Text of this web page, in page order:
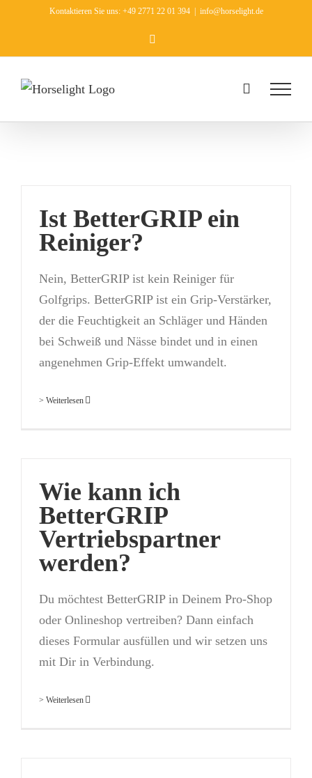
Kontaktieren Sie uns: +49 2771 22 01 394 info@horselight.de
Ist BetterGRIP ein
Reiniger?
Nein, BetterGRIP ist kein Reiniger für
Golfgrips. BetterGRIP ist ein Grip-Verstärker,
der die Feuchtigkeit an Schläger und Händen
bei Schweiß und Nässe bindet und in einen
angenehmen Grip-Effekt umwandelt.
> Weiterlesen
Wie kann ich
BetterGRIP
Vertriebspartner
werden?
Du möchtest BetterGRIP in Deinem Pro-Shop
oder Onlineshop vertreiben? Dann einfach
dieses Formular ausfüllen und wir setzen uns
mit Dir in Verbindung.
> Weiterlesen